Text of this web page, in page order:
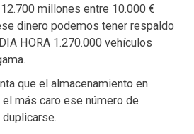
millones entre 10.000 €
dinero podemos tener respaldo
HORA 1.270.000 vehículos
que el almacenamiento en
más caro ese número de